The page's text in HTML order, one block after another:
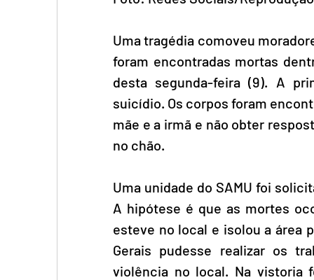
Uma tragédia comoveu
foram encontradas mortas
desta segunda-feira (9). A
suicídio. Os corpos foram
mãe e a irmã e não obter
no chão.
Uma unidade do SAMU foi
A hipótese é que as mortes
esteve no local e isolou a área
Gerais pudesse realizar os
violência no local. Na vistoria